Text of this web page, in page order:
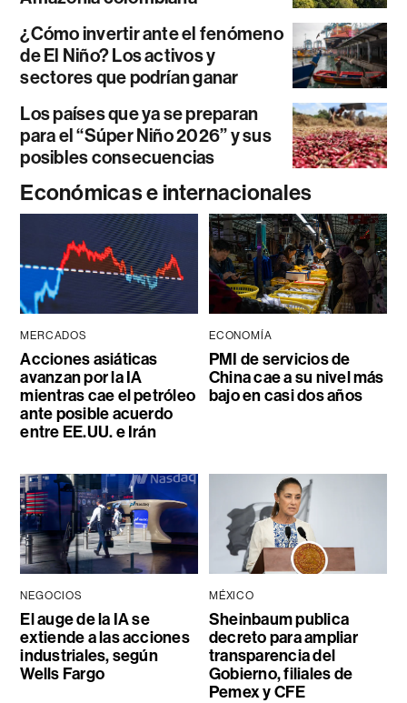
¿Cómo invertir ante el fenómeno
de El Niño? Los activos y
sectores que podrían ganar
Los países que ya se preparan
para el “Súper Niño 2026” y sus
posibles consecuencias
Económicas e internacionales
MERCADOS
Acciones asiáticas
avanzan por la IA
mientras cae el petróleo
ante posible acuerdo
entre EE.UU. e Irán
ECONOMÍA
PMI de servicios de
China cae a su nivel más
bajo en casi dos años
NEGOCIOS
El auge de la IA se
extiende a las acciones
industriales, según
Wells Fargo
MÉXICO
Sheinbaum publica
decreto para ampliar
transparencia del
Gobierno, filiales de
Pemex y CFE